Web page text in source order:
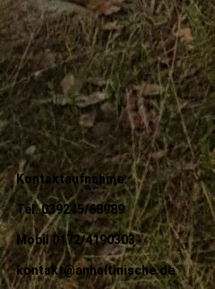
Kontaktaufnahme:
Tel. 039245/68989
Mobil 0172/4190303
kontakt@anhaltinische.de